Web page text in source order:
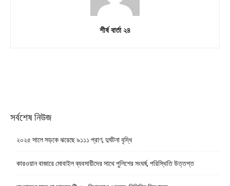
শীর্ষ বার্তা ২৪
সর্বশেষ নিউজ
২০২৫ সালে সড়কে ঝরেছে ৯১১১ প্রাণ, দুর্ঘটনা বৃদ্ধি
কারওয়ান বাজারে মোবাইল ব্যবসায়ীদের সাথে পুলিশের সংঘর্ষ, পরিস্থিতি উত্তপ্ত